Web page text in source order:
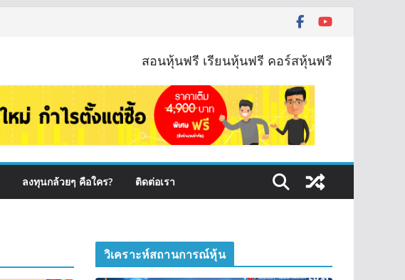
สอนหุ้นฟรี เรียนหุ้นฟรี คอร์สหุ้นฟรี
ลงทุนกล้วยๆ คือใคร? ติดต่อเรา
วิเคราะห์สถานการณ์หุ้น